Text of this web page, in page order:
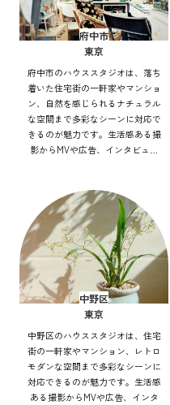
府中市
東京
府中市のハウススタジオは、落ち
着いた住宅街の一軒家やマンショ
ン、自然を感じられるナチュラル
な空間まで多彩なシーンに対応で
きるのが魅力です。生活感ある撮
影からMVや広告、インタビュー
セス良好で効率的にバリエーショ
ン豊かな撮影を実現できます。
中野区
東京
中野区のハウススタジオは、住宅
街の一軒家やマンション、レトロ
モダンな空間まで多彩なシーンに
対応できるのが魅力です。生活感
ある撮影からMVや広告、インタ